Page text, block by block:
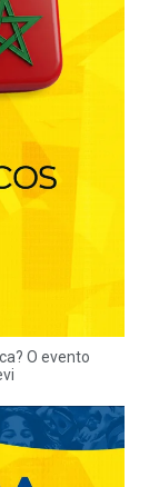
O evento